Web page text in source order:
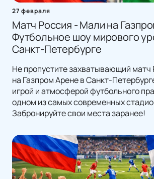
27 февраля
Матч Россия - Мали на
Футбольное шоу мирового
Санкт-Петербурге
Не пропустите захватывающий
на Газпром Арене в Санкт-
игрой и атмосферой футбольного
одном из самых современных
Забронируйте свои места заранее!